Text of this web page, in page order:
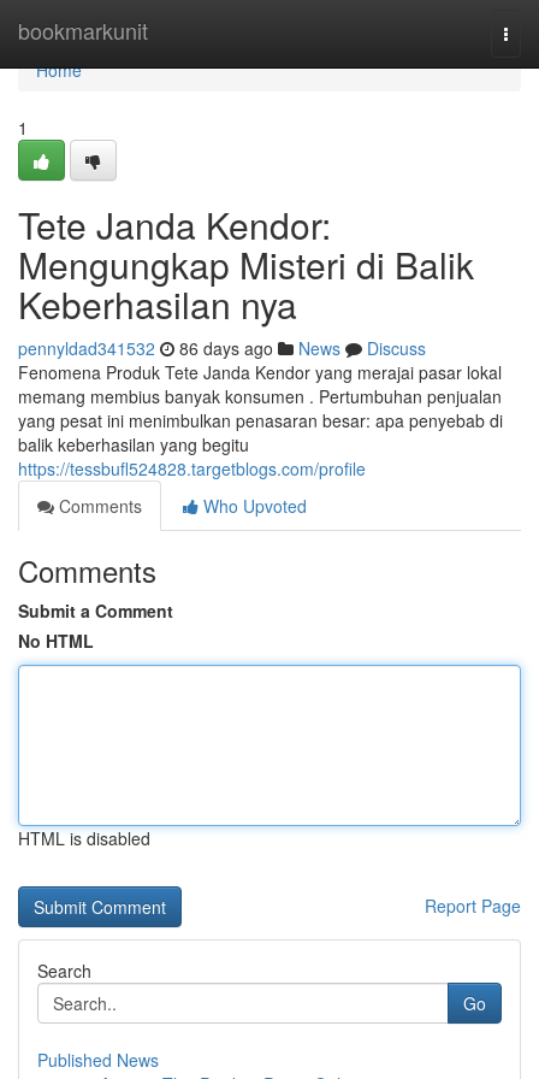
bookmarkunit
Home
Home
1
Tete Janda Kendor:
Mengungkap Misteri di Balik
Keberhasilan nya
pennyldad341532 86 days ago News
Discuss
Fenomena Produk Tete Janda Kendor yang merajai pasar lokal
memang membius banyak konsumen . Pertumbuhan penjualan
yang pesat ini menimbulkan penasaran besar: apa penyebab di
balik keberhasilan yang begitu
https://tessbufl524828.targetblogs.com/profile
Comments
Who Upvoted
Comments
Submit a Comment
No HTML
HTML is disabled
Report Page
Search
Go
Published News